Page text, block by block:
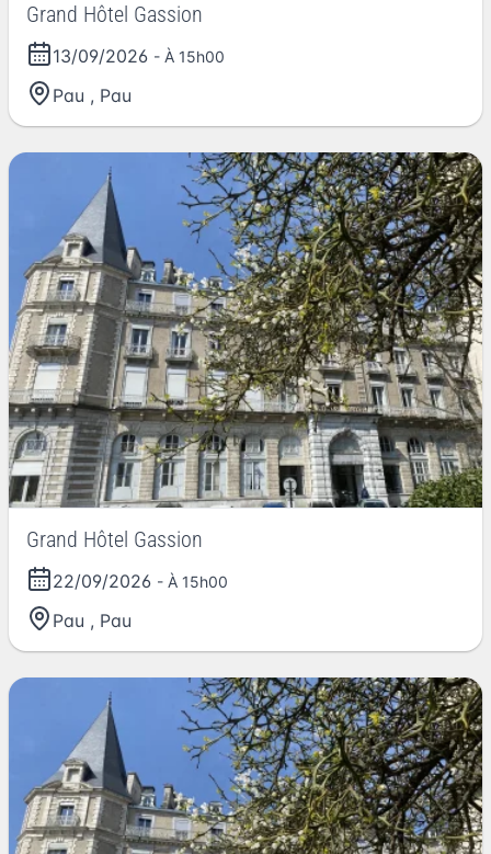
Grand Hôtel Gassion
13/09/2026 - À 15h00
Pau , Pau
Grand Hôtel Gassion
22/09/2026 - À 15h00
Pau , Pau